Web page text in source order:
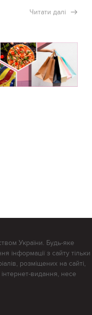
Читати далі
України. Будь-яке
інформації з сайту тільки
розміщених на сайті,
інтернет-видання, несе